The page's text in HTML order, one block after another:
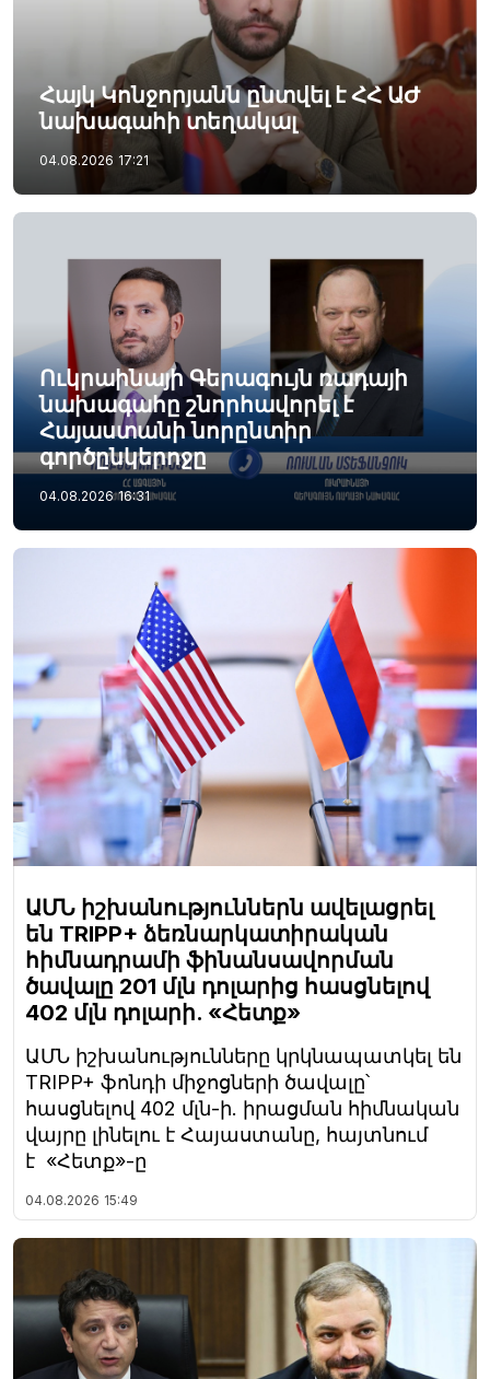
Հայկ Կոնջորյանն ընտվել է ՀՀ ԱԺ
նախագահի տեղակալ
04.08.2026 17:21
Ուկրաինայի Գերագույն ռադայի
նախագահը շնորհավորել է
Հայաստանի նորընտիր
գործընկերոջը
04.08.2026 16:31
ԱՄՆ իշխանություններն ավելացրել
են TRIPP+ ձեռնարկատիրական
հիմնադրամի ֆինանսավորման
ծավալը 201 մլն դոլարից հասցնելով
402 մլն դոլարի. «Հետք»
ԱՄՆ իշխանությունները կրկնապատկել են
TRIPP+ ֆոնդի միջոցների ծավալը՝
հասցնելով 402 մլն-ի. իրացման հիմնական
վայրը լինելու է Հայաստանը, հայտնում
է «Հետք»-ը
04.08.2026 15:49